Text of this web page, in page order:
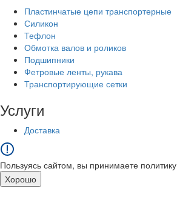
Пластинчатые цепи транспортерные
Силикон
Тефлон
Обмотка валов и роликов
Подшипники
Фетровые ленты, рукава
Транспортирующие сетки
Услуги
Доставка
Пользуясь сайтом, вы принимаете политику
Хорошо